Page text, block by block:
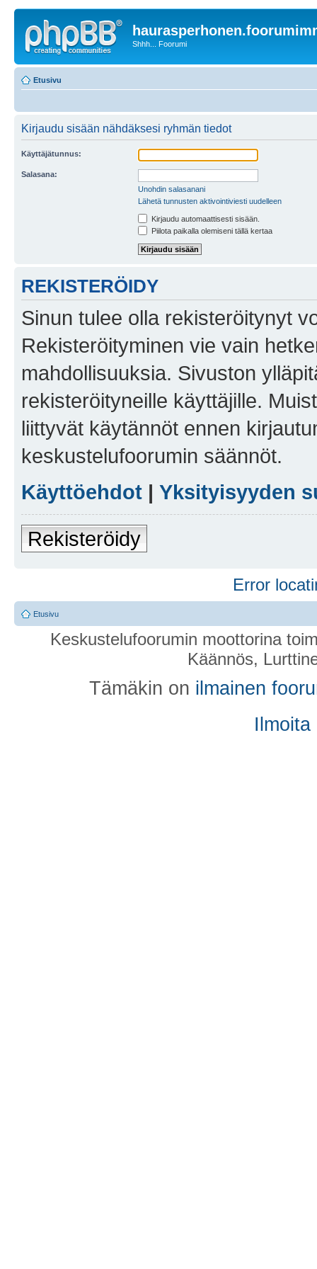
Shhh... Foorumi
Etusivu
Kirjaudu sisään nähdäksesi ryhmän tiedot
Käyttäjätunnus:
Salasana:
Unohdin salasanani
Lähetä tunnusten aktivointiviesti uudelleen
Kirjaudu automaattisesti sisään.
Piilota paikalla olemiseni tällä kertaa
REKISTERÖIDY
Sinun tulee olla rekisteröitynyt
Rekisteröityminen vie vain
mahdollisuuksia. Sivuston
rekisteröityneille käyttäjille.
liittyvät käytännöt ennen
keskustelufoorumin säännöt.
Käyttöehdot | Yksityisyyden
Rekisteröidy
Error
Etusivu
Keskustelufoorumin moottorina
Käännös,
Tämäkin on ilmainen